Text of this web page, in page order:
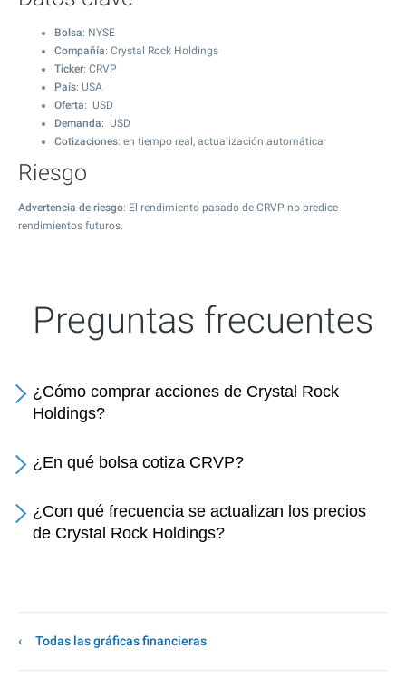
Bolsa: NYSE
Compañía: Crystal Rock Holdings
Ticker: CRVP
País: USA
Oferta: USD
Demanda: USD
Cotizaciones: en tiempo real, actualización automática
Riesgo
Advertencia de riesgo: El rendimiento pasado de CRVP no predice
rendimientos futuros.
Preguntas frecuentes
¿Cómo comprar acciones de Crystal Rock
Holdings?
¿En qué bolsa cotiza CRVP?
¿Con qué frecuencia se actualizan los precios
de Crystal Rock Holdings?
Todas las gráficas financieras